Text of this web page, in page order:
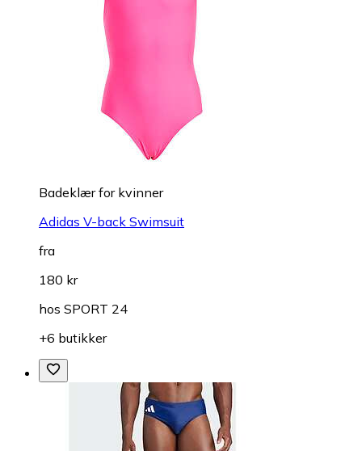
Badeklær for kvinner
Adidas V-back Swimsuit
fra
180 kr
hos SPORT 24
+6 butikker